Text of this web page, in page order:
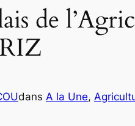
de
dans A la Une,